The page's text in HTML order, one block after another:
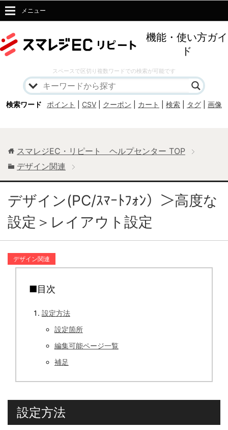
機能・使い方ガイ
ド
スペースで区切り複数ワードでの検索が可能です
検索ワード ポイント CSV クーポン カート 検索 タグ 画像
メニュー
スマレジEC・リピート ヘルプセンター TOP
デザイン関連
デザイン(PC/ｽﾏｰﾄﾌｫﾝ）＞高度な
設定＞レイアウト設定
デザイン関連
■目次
設定方法
設定箇所
編集可能ページ一覧
補足
設定方法